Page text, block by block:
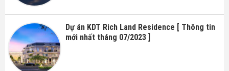
Dự án KDT Rich Land Residence [ Thông tin
mới nhất tháng 07/2023 ]